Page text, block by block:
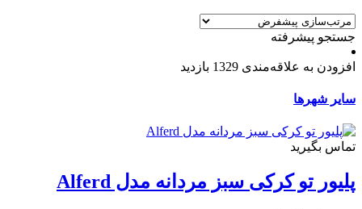
جستجو پیشرفته
افزودن به علاقه‌مندی 1329 بازدید
سایر شهرها
تماس بگیرید
پليور تو كركی سبز مردانه مدل Alferd